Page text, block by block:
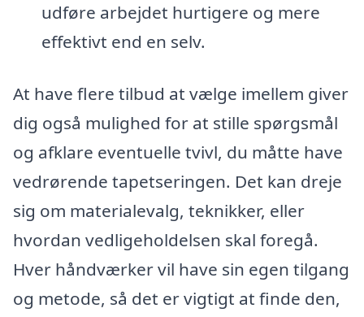
udføre arbejdet hurtigere og mere
effektivt end en selv.
At have flere tilbud at vælge imellem giver
dig også mulighed for at stille spørgsmål
og afklare eventuelle tvivl, du måtte have
vedrørende tapetseringen. Det kan dreje
sig om materialevalg, teknikker, eller
hvordan vedligeholdelsen skal foregå.
Hver håndværker vil have sin egen tilgang
og metode, så det er vigtigt at finde den,